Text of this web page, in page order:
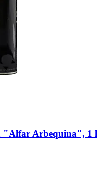
"Alfar Arbequina", 1 l